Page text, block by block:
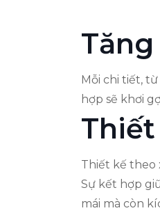
Mỗi chi tiết,
hợp sẽ khơi
Thiết kế theo
Sự kết hợp
mái mà còn